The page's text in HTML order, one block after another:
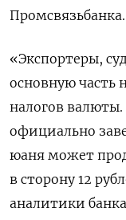
Промсвязьбанка.
«Экспортеры,
основную часть
налогов
официально
юаня может
в сторону 12
аналитики